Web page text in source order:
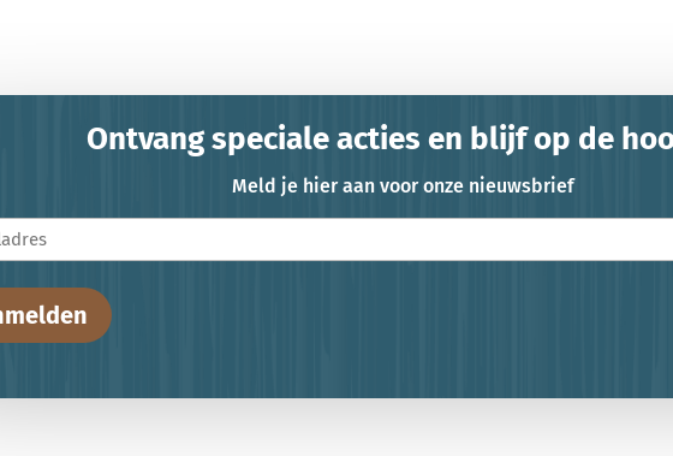
Ontvang speciale acties en blijf op de
Meld je hier aan voor onze nieuwsbrief